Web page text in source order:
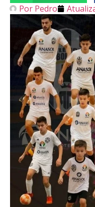
Por Pedro